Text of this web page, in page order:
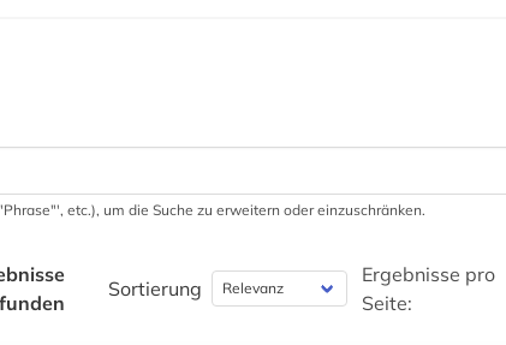
etc.), um die Suche zu erweitern oder einzuschränken.
Sortierung
Ergebnisse pro
Seite: